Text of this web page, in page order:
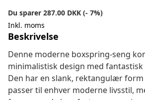
Du sparer 287.00 DKK (- 7%)
Inkl. moms
Beskrivelse
Denne moderne boxspring-seng
minimalistisk design med
Den har en slank, rektangulær form
passer til enhver moderne livsstil,